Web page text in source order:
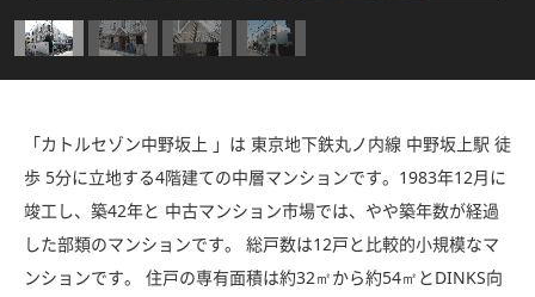
「カトルセゾン中野坂上 」は 東京地下鉄丸ノ内線 中野坂上駅 徒
歩 5分に立地する4階建ての中層マンションです。1983年12月に
竣工し、築42年と 中古マンション市場では、やや築年数が経過
した部類のマンションです。 総戸数は12戸と比較的小規模なマ
ンションです。 住戸の専有面積は約32㎡から約54㎡とDINKS向